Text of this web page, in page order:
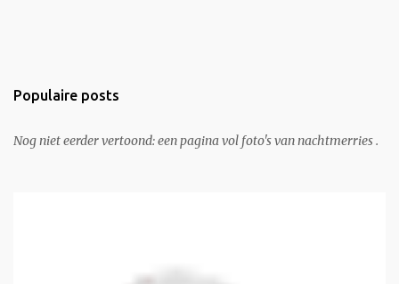
Populaire posts
Nog niet eerder vertoond: een pagina vol foto's van nachtmerries .